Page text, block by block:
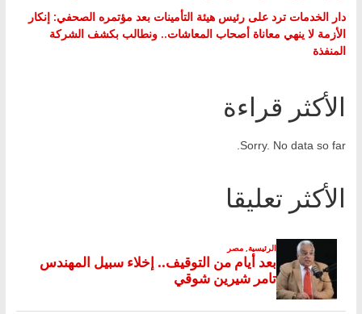
دار الخدمات ترد على رئيس هيئة التأمينات بعد مؤتمره الصحفي: إنكار
الأزمة لا ينهي معاناة أصحاب المعاشات.. ونطالب بكشف الشركة
المنفذة
الأكثر قراءة
Sorry. No data so far.
الأكثر تعليقا